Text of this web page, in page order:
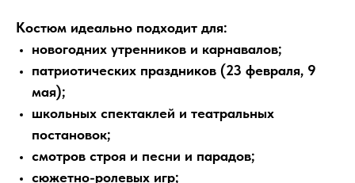
Костюм идеально подходит для:
новогодних утренников и карнавалов;
патриотических праздников (23 февраля, 9
мая);
школьных спектаклей и театральных
постановок;
смотров строя и песни и парадов;
сюжетно-ролевых игр;